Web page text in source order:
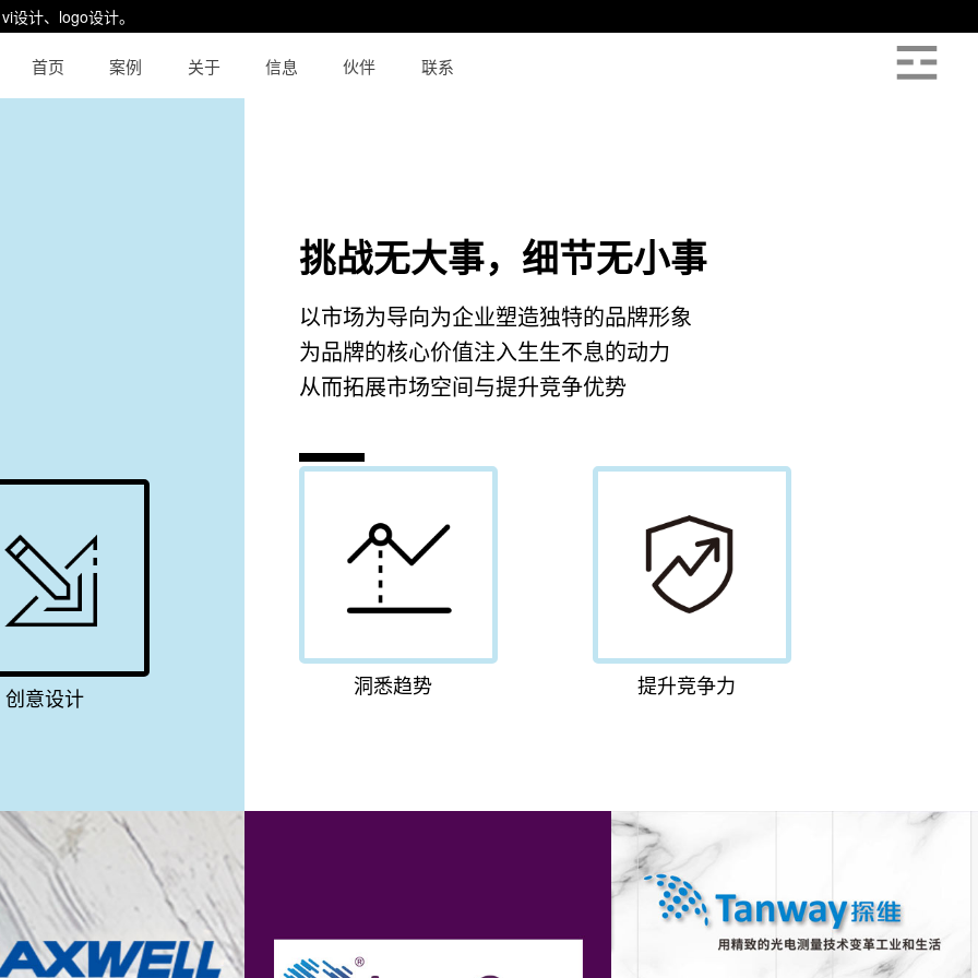
设计、logo设计。
首页 案例 关于 信息 伙伴 联系
创意设计
挑战无大事，细节无小事
以市场为导向为企业塑造独特的品牌形象
为品牌的核心价值注入生生不息的动力
从而拓展市场空间与提升竞争优势
洞悉趋势 提升竞争力